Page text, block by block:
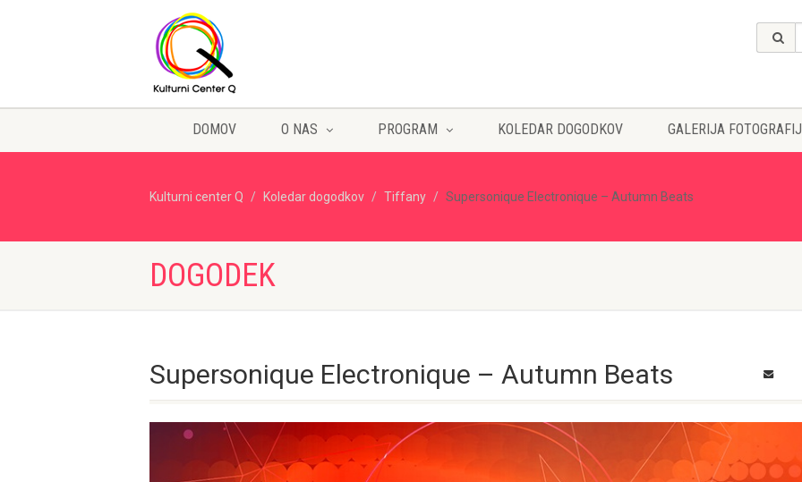
DOMOV O NAS PROGRAM KOLEDAR DOGODKOV GALERIJA FOTOGRAFIJ
Kulturni center Q Koledar dogodkov Tiffany Supersonique Electronique – Autumn Beats
DOGODEK
Supersonique Electronique – Autumn Beats